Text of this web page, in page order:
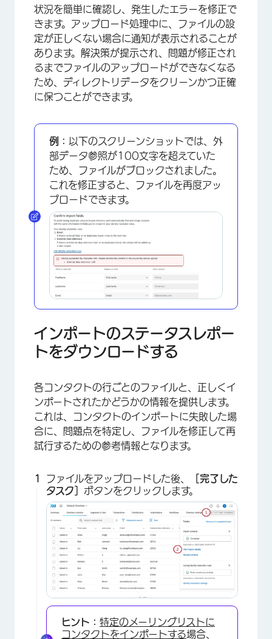
状況を簡単に確認し、発生したエラーを修正で
きます。アップロード処理中に、ファイルの設
定が正しくない場合に通知が表示されることが
あります。解決策が提示され、問題が修正され
るまでファイルのアップロードができなくなる
ため、ディレクトリデータをクリーンかつ正確
に保つことができます。
例： 以下のスクリーンショットでは、外
部データ参照が100文字を超えていた
ため、ファイルがブロックされました。
これを修正すると、ファイルを再度アッ
プロードできます。
インポートのステータスレポー
トをダウンロードする
各コンタクトの行ごとのファイルと、正しくイ
ンポートされたかどうかの情報を提供します。
これは、コンタクトのインポートに失敗した場
合に、問題点を特定し、ファイルを修正して再
試行するための参考情報となります。
ファイルをアップロードした後、
［完了した
タスク］ ボタンをクリックします。
ヒント： 特定のメーリングリストに
コンタクトをインポートする場合、